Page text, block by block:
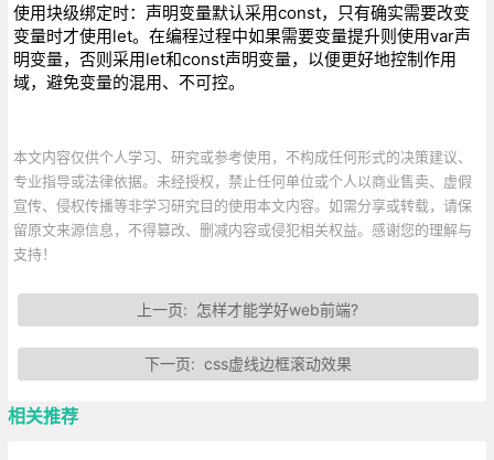
使用块级绑定时：声明变量默认采用const，只有确实需要改变
变量时才使用let。在编程过程中如果需要变量提升则使用var声
明变量，否则采用let和const声明变量，以便更好地控制作用
域，避免变量的混用、不可控。
本文内容仅供个人学习、研究或参考使用，不构成任何形式的决策建议、
专业指导或法律依据。未经授权，禁止任何单位或个人以商业售卖、虚假
宣传、侵权传播等非学习研究目的使用本文内容。如需分享或转载，请保
留原文来源信息，不得篡改、删减内容或侵犯相关权益。感谢您的理解与
支持！
上一页: 怎样才能学好web前端?
下一页: css虚线边框滚动效果
相关推荐